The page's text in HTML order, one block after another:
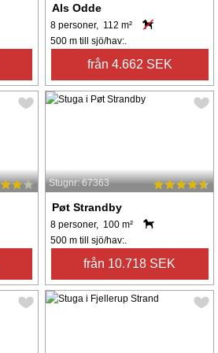
Als Odde
8 personer, 112 m²
500 m till sjö/hav:.
från 4.662 SEK
Stugnr: 67363
Pøt Strandby
8 personer, 100 m²
500 m till sjö/hav:.
från 10.718 SEK